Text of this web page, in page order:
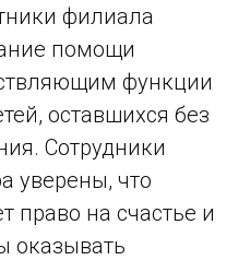
филиала
помощи
функции
оставшихся без
Сотрудники
уверены, что
право на счастье и
оказывать